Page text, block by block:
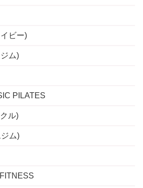
ビー)
ム)
PILATES
ル)
ム)